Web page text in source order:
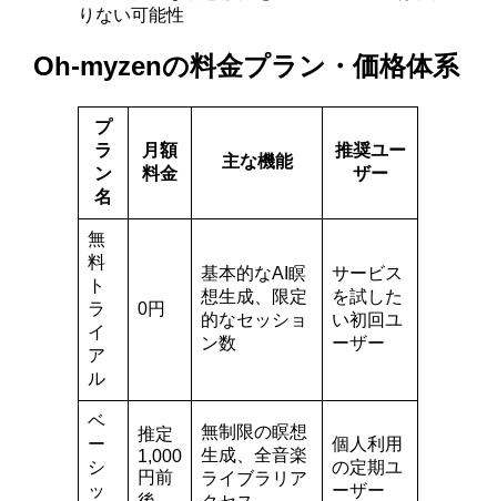
りない可能性
Oh-myzenの料金プラン・価格体系
プ
ラ
ン
名
月額
料金
主な機能
推奨ユー
ザー
無
料
ト
ラ
イ
ア
ル
0円
基本的なAI瞑
想生成、限定
的なセッショ
ン数
サービス
を試した
い初回ユ
ーザー
ベ
ー
シ
ッ
推定
1,000
円前
無制限の瞑想
生成、全音楽
ライブラリア
個人利用
の定期ユ
ーザー